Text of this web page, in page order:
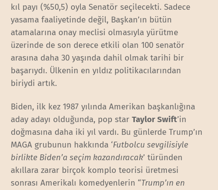
kıl payı (%50,5) oyla Senatör seçilecekti. Sadece
yasama faaliyetinde değil, Başkan’ın bütün
atamalarına onay meclisi olmasıyla yürütme
üzerinde de son derece etkili olan 100 senatör
arasına daha 30 yaşında dahil olmak tarihi bir
başarıydı. Ülkenin en yıldız politikacılarından
biriydi artık.
Biden, ilk kez 1987 yılında Amerikan başkanlığına
aday adayı olduğunda, pop starTaylor Swift’in
doğmasına daha iki yıl vardı. Bu günlerde Trump’ın
MAGA grubunun hakkında ‘Futbolcu sevgilisiyle
birlikte Biden’a seçim kazandıracak’ türünden
akıllara zarar birçok komplo teorisi üretmesi
sonrası Amerikalı komedyenlerin “Trump’ın en